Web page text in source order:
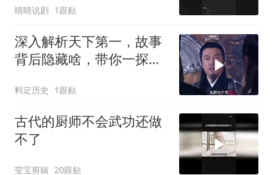
睛睛说剧 1跟贴
深入解析天下第一，故事
背后隐藏啥，带你一探究
料定历史 1跟贴
古代的厨师不会武功还做
不了
莹宝剪辑 20跟贴